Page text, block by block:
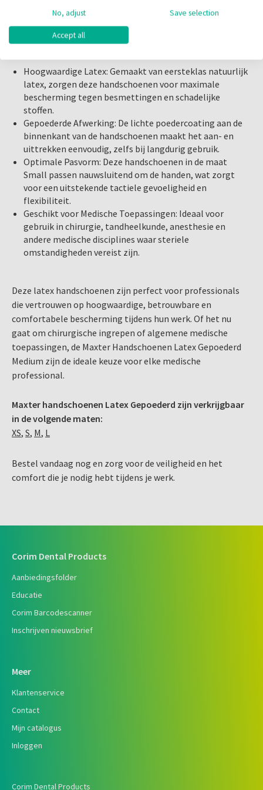
Bestel vandaag nog en zorg voor de veiligheid en het
veiligheid en hygiëne altijd voorop staan.
Kenmerken:
Hoogwaardige Latex: Gemaakt van eersteklas natuurlijk
latex, zorgen deze handschoenen voor maximale
bescherming tegen besmettingen en schadelijke
stoffen.
Gepoederde Afwerking: De lichte poedercoating aan de
binnenkant van de handschoenen maakt het aan- en
uittrekken eenvoudig, zelfs bij langdurig gebruik.
Optimale Pasvorm: Deze handschoenen in de maat
Small passen nauwsluitend om de handen, wat zorgt
voor een uitstekende tactiele gevoeligheid en
flexibiliteit.
Geschikt voor Medische Toepassingen: Ideaal voor
gebruik in chirurgie, tandheelkunde, anesthesie en
andere medische disciplines waar steriele
omstandigheden vereist zijn.
Deze latex handschoenen zijn perfect voor professionals
die vertrouwen op hoogwaardige, betrouwbare en
comfortabele bescherming tijdens hun werk. Of het nu
gaat om chirurgische ingrepen of algemene medische
toepassingen, de Maxter Handschoenen Latex Gepoederd
Medium zijn de ideale keuze voor elke medische
professional.
Maxter handschoenen Latex Gepoederd zijn verkrijgbaar
in de volgende maten:
XS, S, M, L
Bestel vandaag nog en zorg voor de veiligheid en het
comfort die je nodig hebt tijdens je werk.
Corim Dental Products
Aanbiedingsfolder
Educatie
Corim Barcodescanner
Inschrijven nieuwsbrief
Meer
Klantenservice
Contact
Mijn catalogus
Inloggen
Corim Dental Products
No, adjust Save selection
Accept all